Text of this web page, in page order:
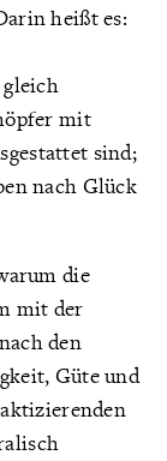
heißt es:
gleich
mit
sind;
nach Glück
die
mit der
den
Güte und